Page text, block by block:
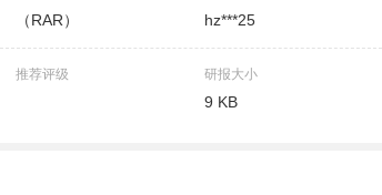
（RAR） hz***25
推荐评级 研报大小
9 KB